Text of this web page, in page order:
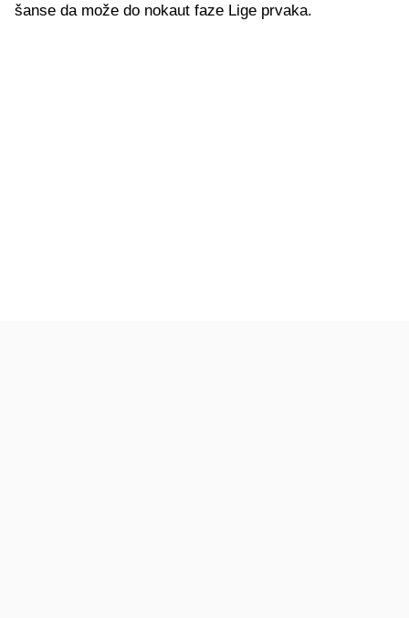
šanse da može do nokaut faze Lige prvaka.